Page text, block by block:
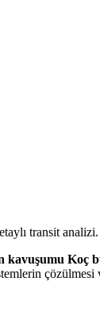
transit analizi.
kavuşumu Koç